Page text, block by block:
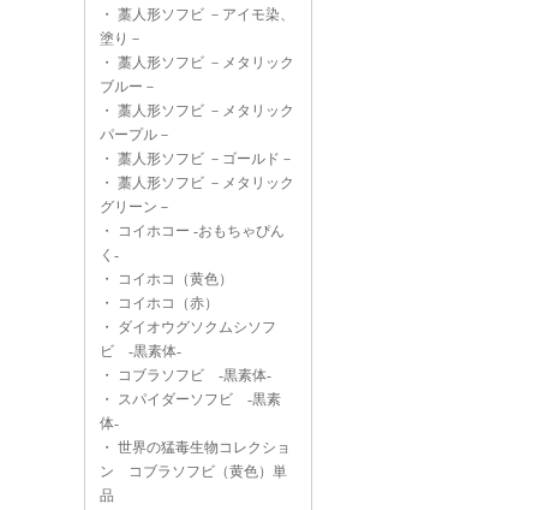
・ 藁人形ソフビ －アイモ染、
塗り－
・ 藁人形ソフビ －メタリック
ブルー－
・ 藁人形ソフビ －メタリック
パープル－
・ 藁人形ソフビ －ゴールド－
・ 藁人形ソフビ －メタリック
グリーン－
・
コイホコー -おもちゃぴん
く-
・
コイホコ（黄色）
・
コイホコ（赤）
・ ダイオウグソクムシソフ
ビ -黒素体-
・
コブラソフビ -黒素体-
・ スパイダーソフビ -黒素
体-
・ 世界の猛毒生物コレクショ
ン コブラソフビ（黄色）単
品